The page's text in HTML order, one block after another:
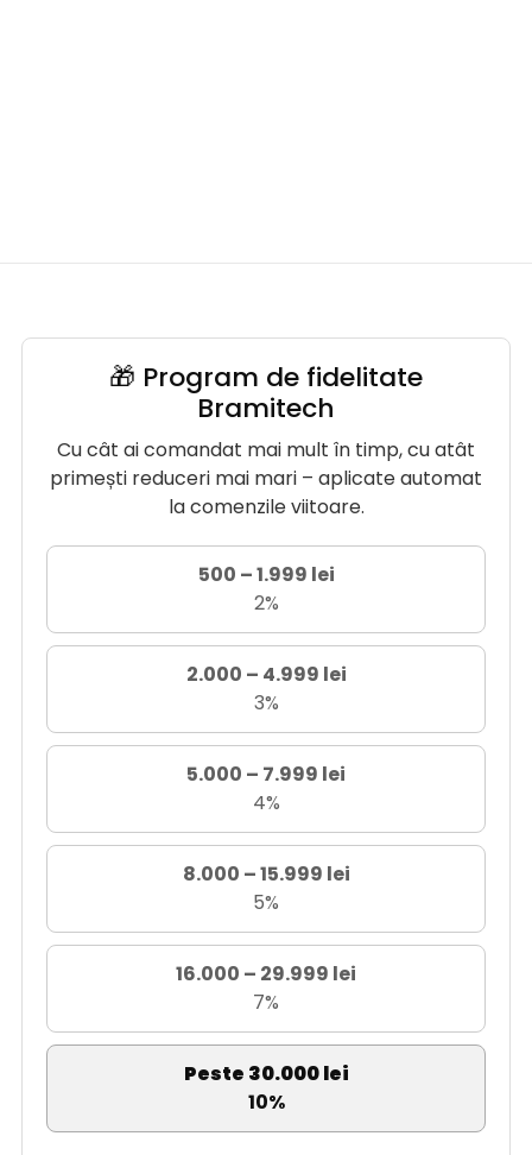
🎁 Program de fidelitate
Bramitech
Cu cât ai comandat mai mult în timp, cu atât
primești reduceri mai mari – aplicate automat
la comenzile viitoare.
500 – 1.999 lei
2%
2.000 – 4.999 lei
3%
5.000 – 7.999 lei
4%
8.000 – 15.999 lei
5%
16.000 – 29.999 lei
7%
Peste 30.000 lei
10%